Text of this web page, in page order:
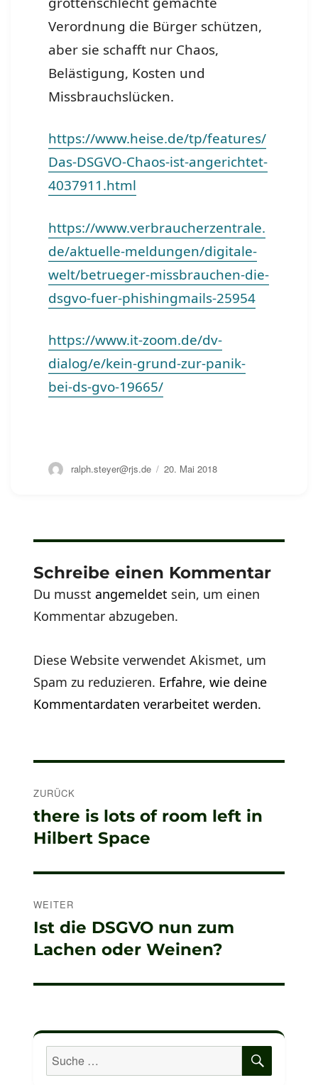
Verordnung die Bürger schützen,
aber sie schafft nur Chaos,
Belästigung, Kosten und
Missbrauchslücken.
https://www.heise.de/tp/features/
Das-DSGVO-Chaos-ist-angerichtet-
4037911.html
https://www.verbraucherzentrale.
de/aktuelle-meldungen/digitale-
welt/betrueger-missbrauchen-die-
dsgvo-fuer-phishingmails-25954
https://www.it-zoom.de/dv-
dialog/e/kein-grund-zur-panik-
bei-ds-gvo-19665/
Autor
ralph.steyer@rjs.de
Veröffentlicht
20. Mai 2018
Schreibe einen Kommentar
Du musstangemeldet sein, um einen
Kommentar abzugeben.
Diese Website verwendet Akismet, um
Spam zu reduzieren. Erfahre, wie deine
Kommentardaten verarbeitet werden.
ZURÜCK
Vorheriger
Beitrag:
there is lots of room left in
Hilbert Space
WEITER
Nächster
Beitrag:
Ist die DSGVO nun zum
Lachen oder Weinen?
Suche
nach: